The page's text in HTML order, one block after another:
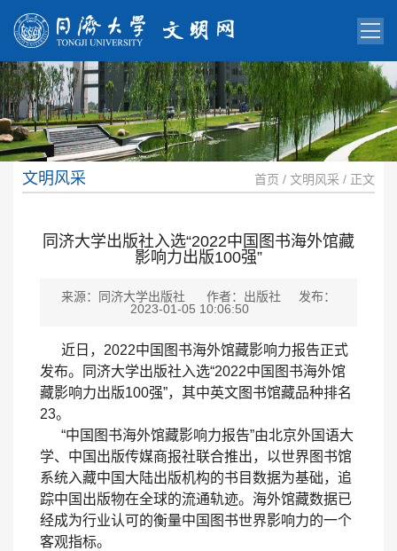
文明风采 首页 / 文明风采 / 正文
同济大学出版社入选“2022中国图书海外馆藏
影响力出版100强”
来源：同济大学出版社 作者：出版社
发布：
2023-01-05 10:06:50
近日，2022中国图书海外馆藏影响力报告正式
发布。同济大学出版社入选“2022中国图书海外馆
藏影响力出版100强”，其中英文图书馆藏品种排名
23。
“中国图书海外馆藏影响力报告”由北京外国语大
学、中国出版传媒商报社联合推出，以世界图书馆
系统入藏中国大陆出版机构的书目数据为基础，追
踪中国出版物在全球的流通轨迹。海外馆藏数据已
经成为行业认可的衡量中国图书世界影响力的一个
客观指标。